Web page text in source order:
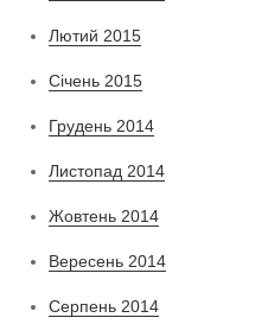
Лютий 2015
Січень 2015
Грудень 2014
Листопад 2014
Жовтень 2014
Вересень 2014
Серпень 2014